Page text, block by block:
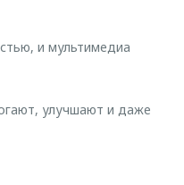
и мультимедиа
улучшают и даже